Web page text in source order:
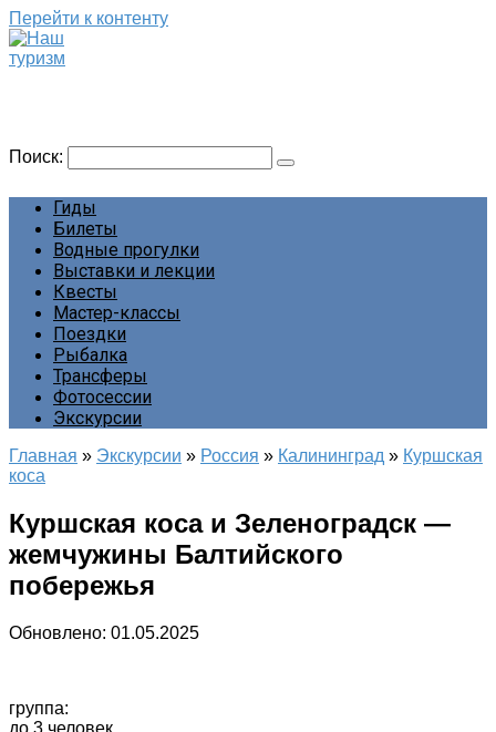
Перейти к контенту
Поиск:
Гиды
Билеты
Водные прогулки
Выставки и лекции
Квесты
Мастер-классы
Поездки
Рыбалка
Трансферы
Фотосессии
Экскурсии
Главная » Экскурсии » Россия » Калининград » Куршская
коса
Куршская коса и Зеленоградск —
жемчужины Балтийского
побережья
Обновлено: 01.05.2025
группа:
до 3 человек